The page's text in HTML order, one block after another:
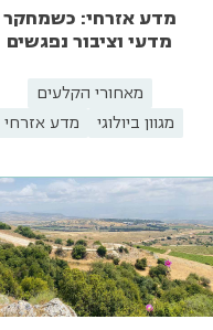
מדע אזרחי: כשמחקר
מדעי וציבור נפגשים
מאחורי הקלעים
מגוון ביולוגי
מדע אזרחי